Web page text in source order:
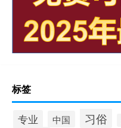
标签
专业 中国 习俗